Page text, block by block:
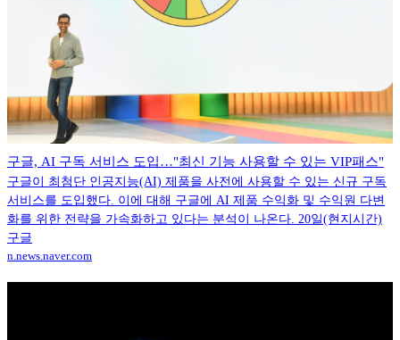
구글, AI 구독 서비스 도입…"최신 기능 사용할 수 있는 VIP패스"
구글이 최첨단 인공지능(AI) 제품을 사전에 사용할 수 있는 신규 구독
서비스를 도입했다. 이에 대해 구글에 AI 제품 수익화 및 수익원 다변
화를 위한 전략을 가속화하고 있다는 분석이 나온다. 20일(현지시간)
구글
n.news.naver.com